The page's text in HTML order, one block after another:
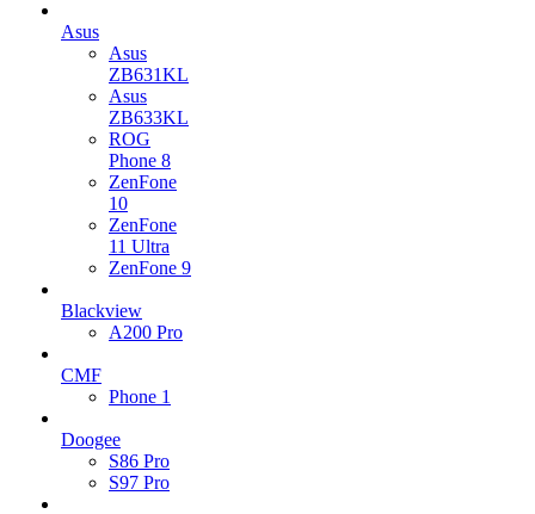
Asus
Asus
ZB631KL
Asus
ZB633KL
ROG
Phone 8
ZenFone
10
ZenFone
11 Ultra
ZenFone 9
Blackview
A200 Pro
CMF
Phone 1
Doogee
S86 Pro
S97 Pro